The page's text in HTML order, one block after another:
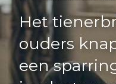
Het
ouders
een